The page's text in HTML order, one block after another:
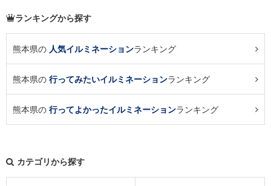
ランキングから探す
熊本県の 人気イルミネーションランキング
熊本県の 行ってみたいイルミネーションランキング
熊本県の 行ってよかったイルミネーションランキング
カテゴリから探す